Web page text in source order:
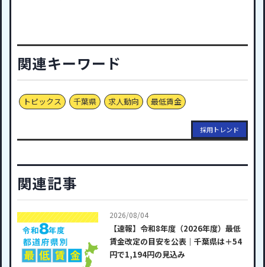
関連キーワード
トピックス 千葉県 求人動向 最低賃金
採用トレンド
関連記事
2026/08/04
【速報】令和8年度（2026年度）最低
賃金改定の目安を公表｜千葉県は＋54
円で1,194円の見込み